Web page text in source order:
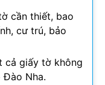
cần thiết, bao
cư trú, bảo
cả giấy tờ không
Đào Nha.